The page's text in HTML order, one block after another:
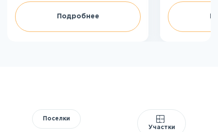
Подробнее
Поселки
Участки